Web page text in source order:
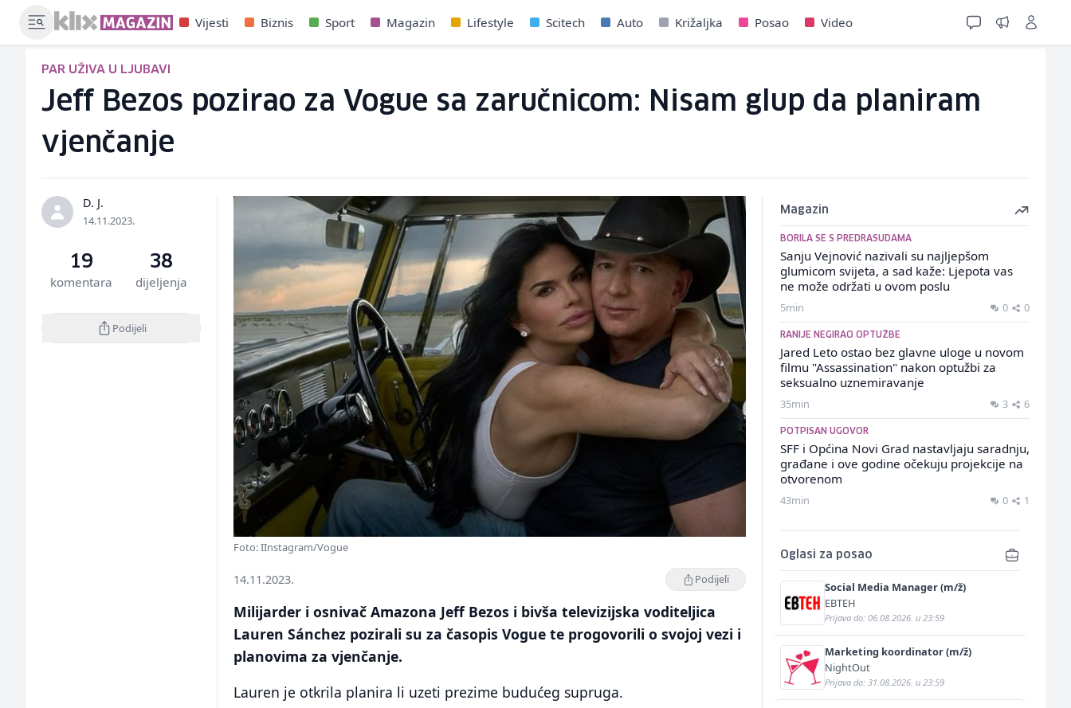
Vijesti Biznis Sport Magazin Lifestyle Scitech Auto Križaljka Posao Video
PAR UŽIVA U LJUBAVI
Jeff Bezos pozirao za Vogue sa zaručnicom: Nisam glup da planiram
vjenčanje
D. J.
14.11.2023.
19
komentara
38
dijeljenja
Podijeli
Foto: IInstagram/Vogue
14.11.2023. Podijeli
Milijarder i osnivač Amazona Jeff Bezos i bivša televizijska voditeljica
Lauren Sánchez pozirali su za časopis Vogue te progovorili o svojoj vezi i
planovima za vjenčanje.
Lauren je otkrila planira li uzeti prezime budućeg supruga.
Magazin
BORILA SE S PREDRASUDAMA
Sanju Vejnović nazivali su najljepšom
glumicom svijeta, a sad kaže: Ljepota vas
ne može održati u ovom poslu
5min 0 0
RANIJE NEGIRAO OPTUŽBE
Jared Leto ostao bez glavne uloge u novom
filmu "Assassination" nakon optužbi za
seksualno uznemiravanje
35min 3 6
POTPISAN UGOVOR
SFF i Općina Novi Grad nastavljaju saradnju,
građane i ove godine očekuju projekcije na
otvorenom
43min 0 1
Oglasi za posao
Social Media Manager (m/ž)
EBTEH
Prijava do: 06.08.2026. u 23:59
Marketing koordinator (m/ž)
NightOut
Prijava do: 31.08.2026. u 23:59